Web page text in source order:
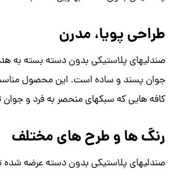
طراحی پویا، مدرن
صندلیهای پلاستیکی بدون دسته بسته به
جوان پسند و ساده است. این محصول مناسب
کافه هایی که سبکهای منحصر به فرد و جوان
رنگ ها و طرح های مختلف
صندلیهای پلاستیکی بدون دسته عرضه شده